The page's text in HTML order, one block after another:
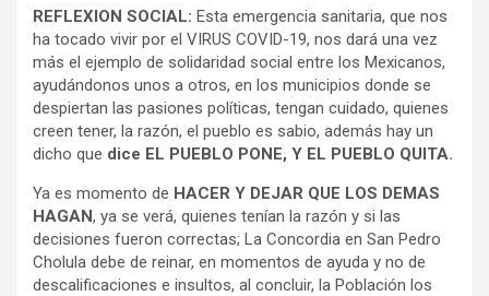
REFLEXION SOCIAL: Esta emergencia sanitaria, que nos
ha tocado vivir por el VIRUS COVID-19, nos dará una vez
más el ejemplo de solidaridad social entre los Mexicanos,
ayudándonos unos a otros, en los municipios donde se
despiertan las pasiones políticas, tengan cuidado, quienes
creen tener, la razón, el pueblo es sabio, además hay un
dicho que dice EL PUEBLO PONE, Y EL PUEBLO QUITA.
Ya es momento de HACER Y DEJAR QUE LOS DEMAS
HAGAN, ya se verá, quienes tenían la razón y si las
decisiones fueron correctas; La Concordia en San Pedro
Cholula debe de reinar, en momentos de ayuda y no de
descalificaciones e insultos, al concluir, la Población los